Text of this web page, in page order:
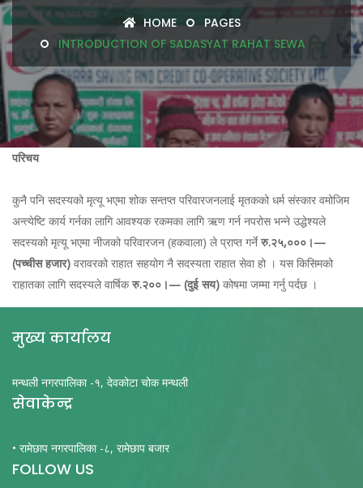
HOME
PAGES
INTRODUCTION OF SADASYAT RAHAT SEWA
परिचय
कुनै पनि सदस्यको मृत्यू भएमा शोक सन्तप्त परिवारजनलाई मृतकको धर्म संस्कार वमोजिम
अन्त्येष्टि कार्य गर्नका लागि आवश्यक रकमका लागि ऋण गर्न नपरोस भन्ने उद्धेश्यले
सदस्यको मृत्यू भएमा नीजको परिवारजन (हकवाला) ले प्राप्त गर्नेरु.२५,०००।—
(पच्चीस हजार) वरावरको राहात सहयोग नै सदस्यता राहात सेवा हो । यस किसिमको
राहातका लागि सदस्यले वार्षिकरु.२००।— (दुई सय) कोषमा जम्मा गर्नु पर्दछ ।
मुख्य कार्यालय
मन्थली नगरपालिका -१, देवकोटा चोक मन्थली
सेवाकेन्द्र
• रामेछाप नगरपालिका -८, रामेछाप बजार
FOLLOW US